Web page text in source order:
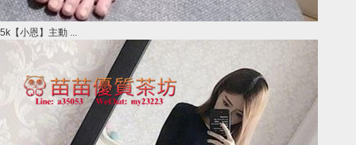
5k【小恩】主動 ...